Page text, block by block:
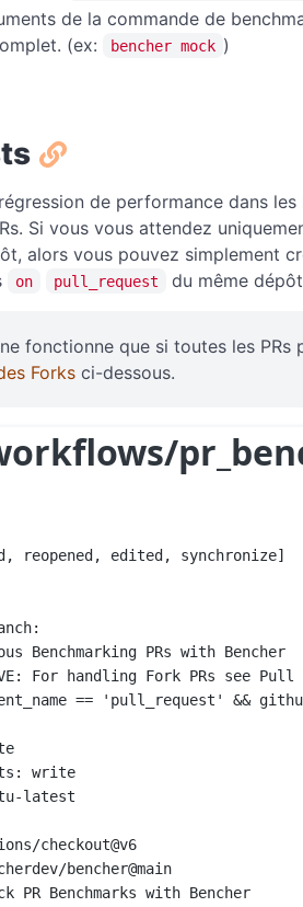
de la commande de
(ex:
bencher mock )
de performance dans
Si vous vous attendez
alors vous pouvez simplement
on pull_request du même
fonctionne que si toutes les PRs
Forks ci-dessous.
, reopened , edited , synchronize]
:
Benchmarking PRs with Bencher
For handling Fork PRs see
== 'pull_request' &&
: write
latest
checkout@v6
bencher@main
PR Benchmarks with Bencher